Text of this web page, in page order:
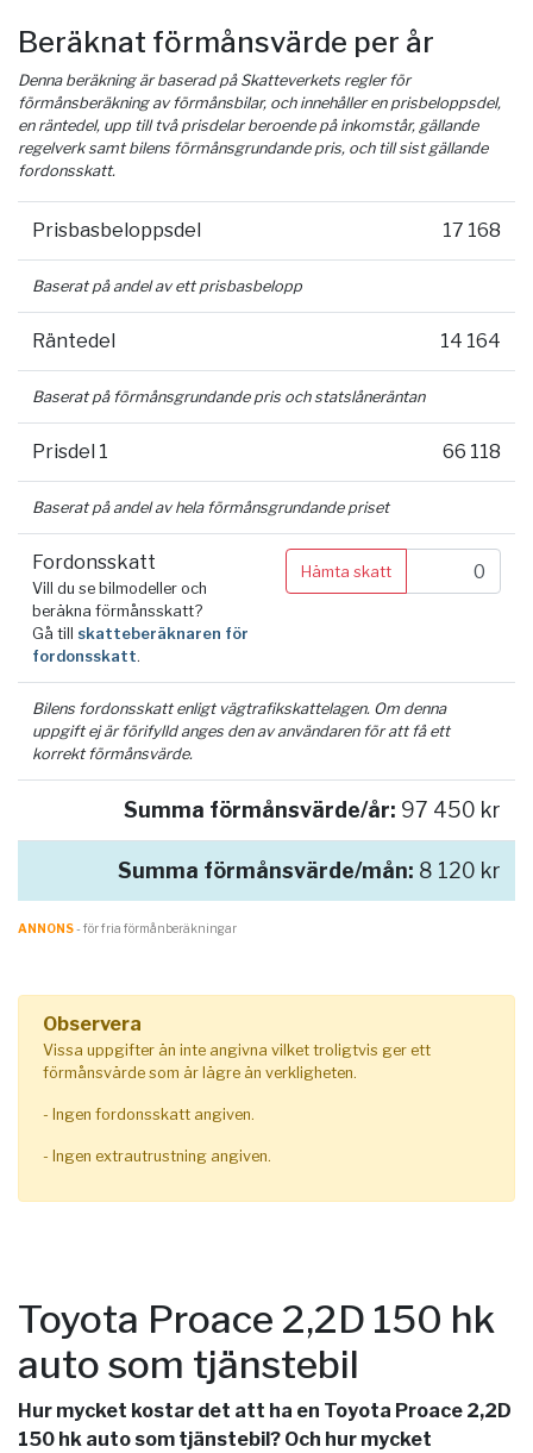
Beräknat förmånsvärde per år
Denna beräkning är baserad på Skatteverkets regler för
förmånsberäkning av förmånsbilar, och innehåller en prisbeloppsdel,
en räntedel, upp till två prisdelar beroende på inkomstår, gällande
regelverk samt bilens förmånsgrundande pris, och till sist gällande
fordonsskatt.
Prisbasbeloppsdel 17 168
Baserat på andel av ett prisbasbelopp
Räntedel 14 164
Baserat på förmånsgrundande pris och statslåneräntan
Prisdel 1 66 118
Baserat på andel av hela förmånsgrundande priset
Fordonsskatt
Vill du se bilmodeller och
beräkna förmånsskatt?
Gå till skatteberäknaren för
fordonsskatt.
Hämta skatt
Bilens fordonsskatt enligt vägtrafikskattelagen. Om denna
uppgift ej är förifylld anges den av användaren för att få ett
korrekt förmånsvärde.
Summa förmånsvärde/år: 97 450 kr
Summa förmånsvärde/mån: 8 120 kr
ANNONS- för fria förmånberäkningar
Observera
Vissa uppgifter än inte angivna vilket troligtvis ger ett
förmånsvärde som är lägre än verkligheten.
- Ingen fordonsskatt angiven.
- Ingen extrautrustning angiven.
Toyota Proace 2,2D 150 hk
auto som tjänstebil
Hur mycket kostar det att ha en Toyota Proace 2,2D
150 hk auto som tjänstebil? Och hur mycket